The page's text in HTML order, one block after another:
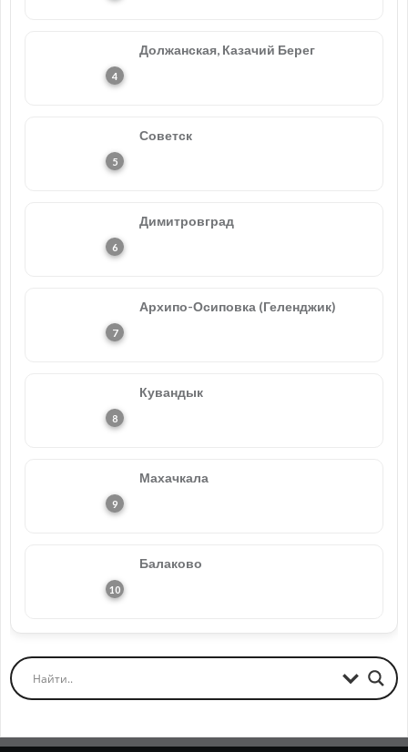
Должанская, Казачий Берег
Советск
Димитровград
Архипо-Осиповка (Геленджик)
Кувандык
Махачкала
Балаково